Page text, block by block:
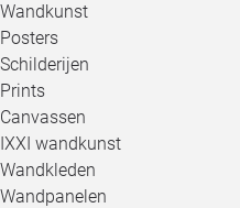
Wandkunst
Posters
Schilderijen
Prints
Canvassen
IXXI wandkunst
Wandkleden
Wandpanelen